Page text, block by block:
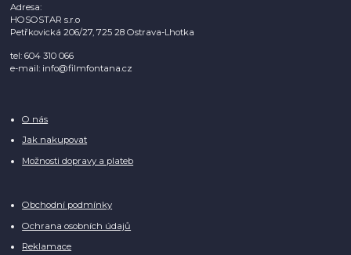
Adresa:
HOSOSTAR s.r.o
Petřkovická 206/27, 725 28 Ostrava-Lhotka
tel: 604 310 066
e-mail: info@filmfontana.cz
O nás
Jak nakupovat
Možnosti dopravy a plateb
Obchodní podmínky
Ochrana osobních údajů
Reklamace